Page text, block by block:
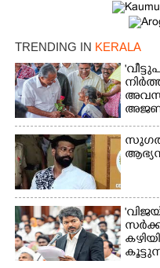
TRENDING IN KERALA